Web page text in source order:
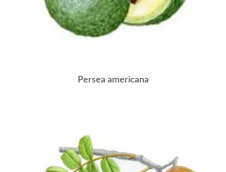
Persea americana